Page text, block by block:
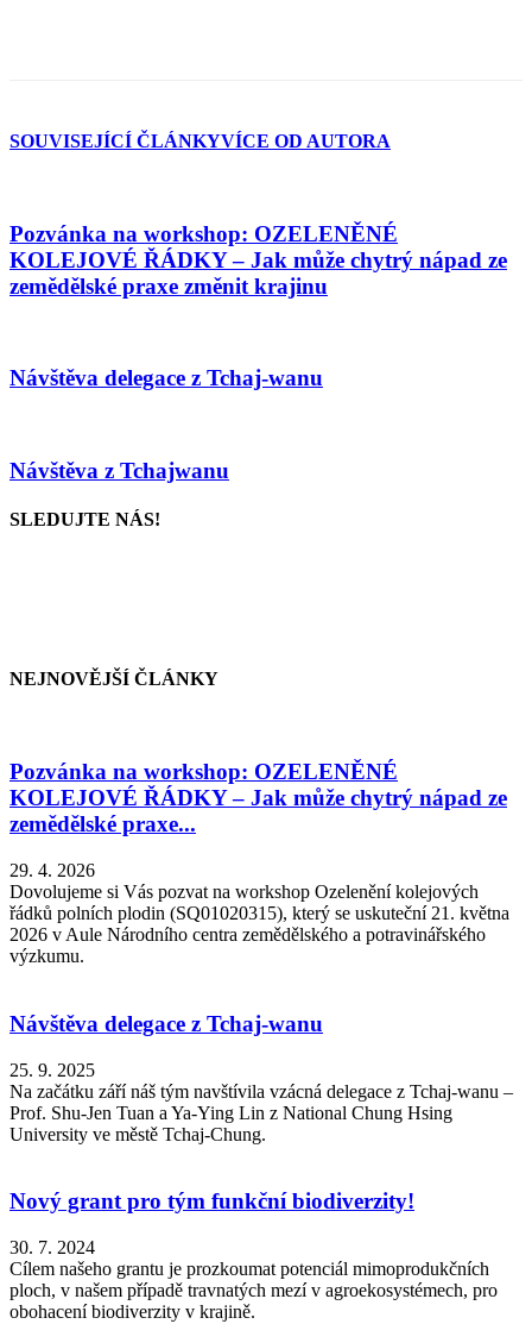
SOUVISEJÍCÍ ČLÁNKYVÍCE OD AUTORA
Pozvánka na workshop: OZELENĚNÉ
KOLEJOVÉ ŘÁDKY – Jak může chytrý nápad ze
zemědělské praxe změnit krajinu
Návštěva delegace z Tchaj-wanu
Návštěva z Tchajwanu
SLEDUJTE NÁS!
NEJNOVĚJŠÍ ČLÁNKY
Pozvánka na workshop: OZELENĚNÉ
KOLEJOVÉ ŘÁDKY – Jak může chytrý nápad ze
zemědělské praxe...
29. 4. 2026
Dovolujeme si Vás pozvat na workshop Ozelenění kolejových
řádků polních plodin (SQ01020315), který se uskuteční 21. května
2026 v Aule Národního centra zemědělského a potravinářského
výzkumu.
Návštěva delegace z Tchaj-wanu
25. 9. 2025
Na začátku září náš tým navštívila vzácná delegace z Tchaj-wanu –
Prof. Shu-Jen Tuan a Ya-Ying Lin z National Chung Hsing
University ve městě Tchaj-Chung.
Nový grant pro tým funkční biodiverzity!
30. 7. 2024
Cílem našeho grantu je prozkoumat potenciál mimoprodukčních
ploch, v našem případě travnatých mezí v agroekosystémech, pro
obohacení biodiverzity v krajině.